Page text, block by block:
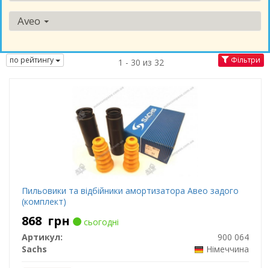
Aveo
по рейтингу 1 - 30 из 32 Фільтри
Пильовики та відбійники амортизатора Авео задого
(комплект)
868 грн
сьогодні
Артикул:
900 064
Sachs
Німеччина